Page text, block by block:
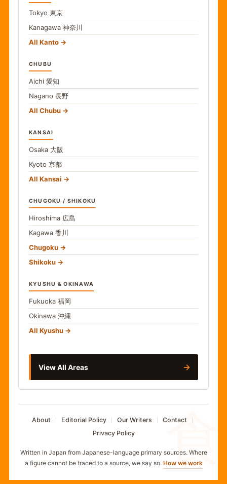
食
Tokyo 東京
Kanagawa 神奈川
All Kanto
CHUBU
Aichi 愛知
Nagano 長野
All Chubu
KANSAI
Osaka 大阪
Kyoto 京都
All Kansai
CHUGOKU / SHIKOKU
Hiroshima 広島
Kagawa 香川
Chugoku
Shikoku
KYUSHU & OKINAWA
Fukuoka 福岡
Okinawa 沖縄
All Kyushu
View All Areas →
About Editorial Policy Our Writers
Contact
Privacy Policy
Written in Japan from Japanese-language primary sources. Where
a figure cannot be traced to a source, we say so. How we work